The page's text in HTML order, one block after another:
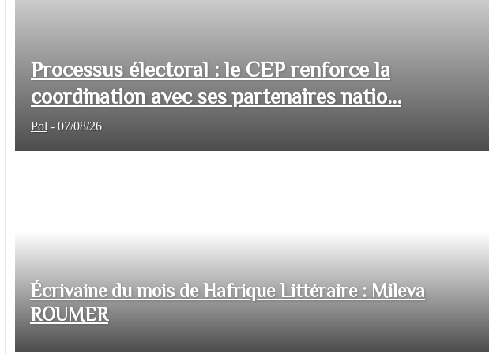
Processus électoral : le CEP renforce la
coordination avec ses partenaires natio...
Pol - 07/08/26
Écrivaine du mois de Hafrique Littéraire : Mileva
ROUMER